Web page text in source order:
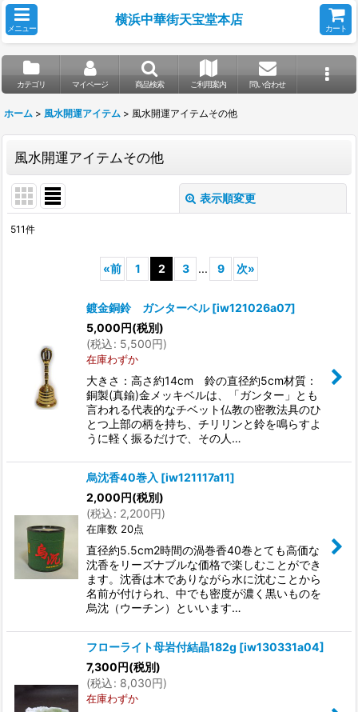
メニュー
横浜中華街天宝堂本店
カート
カテゴリ マイページ 商品検索 ご利用案内 問い合わせ
ホーム > 風水開運アイテム > 風水開運アイテムその他
風水開運アイテムその他
表示順変更
絞り込む
511件
«前 1 2 3 ... 9 次»
鍍金銅鈴 ガンターベル [iw121026a07]
5,000円(税別)
(税込: 5,500円)
在庫わずか
大きさ：高さ約14cm 鈴の直径約5cm材質：
銅製(真鍮)金メッキベルは、「ガンター」とも
言われる代表的なチベット仏教の密教法具のひ
とつ上部の柄を持ち、チリリンと鈴を鳴らすよ
うに軽く振るだけで、その人…
烏沈香40巻入 [iw121117a11]
2,000円(税別)
(税込: 2,200円)
在庫数 20点
直径約5.5cm2時間の渦巻香40巻とても高価な
沈香をリーズナブルな価格で楽しむことができ
ます。沈香は木でありながら水に沈むことから
名前が付けられ、中でも密度が濃く黒いものを
烏沈（ウーチン）といいます…
フローライト母岩付結晶182g [iw130331a04]
7,300円(税別)
(税込: 8,030円)
在庫わずか